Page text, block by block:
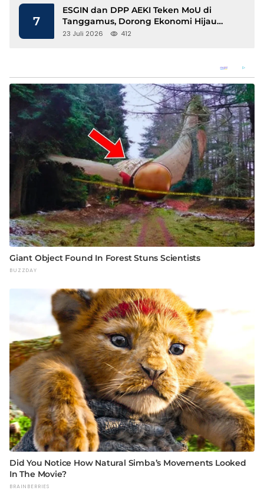
7
ESGIN dan DPP AEKI Teken MoU di
Tanggamus, Dorong Ekonomi Hijau
Berbasis Kopi dan Perdagangan Karbon
23 Juli 2026 412